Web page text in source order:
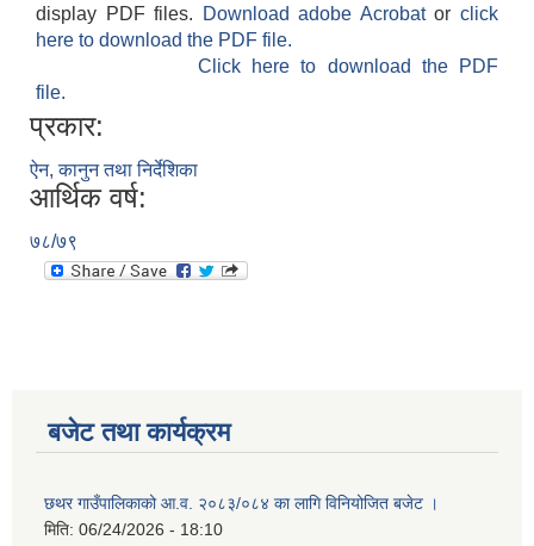
display PDF files.
Download adobe Acrobatorclick
here to download the PDF file.
Click here to download the PDF
file.
प्रकार:
ऐन, कानुन तथा निर्देशिका
आर्थिक वर्ष:
७८/७९
बजेट तथा कार्यक्रम
छथर गाउँपालिकाको आ.व. २०८३/०८४ का लागि विनियोजित बजेट ।
मिति: 06/24/2026 - 18:10